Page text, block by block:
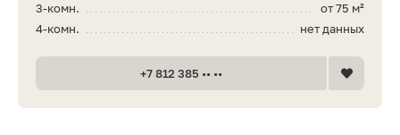
от 75 м²
3-комн.
нет данных
4-комн.
+7 812 385 •• ••